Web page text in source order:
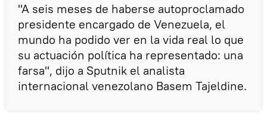
"A seis meses de haberse autoproclamado
presidente encargado de Venezuela, el
mundo ha podido ver en la vida real lo que
su actuación política ha representado: una
farsa", dijo a Sputnik el analista
internacional venezolano Basem Tajeldine.